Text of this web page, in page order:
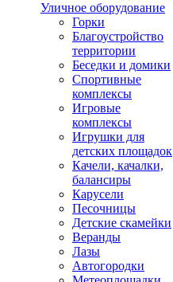
Уличное оборудование
Горки
Благоустройство
территории
Беседки и домики
Спортивные
комплексы
Игровые
комплексы
Игрушки для
детских площадок
Качели, качалки,
балансиры
Карусели
Песочницы
Детские скамейки
Веранды
Лазы
Автогородки